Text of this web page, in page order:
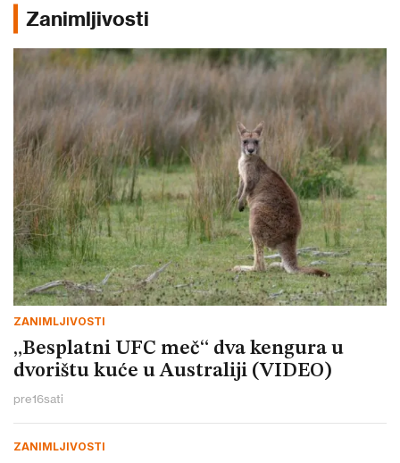
Zanimljivosti
ZANIMLJIVOSTI
„Besplatni UFC meč“ dva kengura u
dvorištu kuće u Australiji (VIDEO)
pre16sati
ZANIMLJIVOSTI